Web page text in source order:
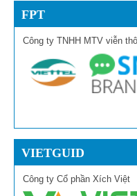
FPT
Công ty TNHH MTV viễn
VIETGUID
Công ty Cổ phần Xích Việt